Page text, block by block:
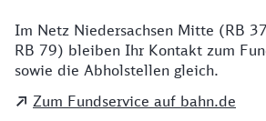
Details zu Kontakt
Im Netz Niedersachsen Mitte (RB
RB 79) bleiben Ihr Kontakt zum
sowie die Abholstellen gleich.
Zum Fundservice auf bahn.de